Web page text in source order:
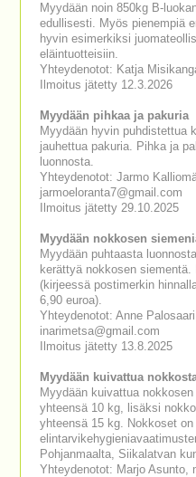
Myydään noin 850kg B-
edullisesti. Myös pienempiä
hyvin esimerkiksi
eläintuotteisiin.
Yhteydenotot: Katja
Ilmoitus jätetty 12.3.2026
Myydään pihkaa ja pakuria
Myydään hyvin puhdistettua
jauhettua pakuria. Pihka ja
luonnosta.
Yhteydenotot: Jarmo
jarmoeloranta7@gmail.com
Ilmoitus jätetty 29.10.2025
Myydään nokkosen
Myydään puhtaasta
kerättyä nokkosen
(kirjeessä postimerkin
6,90 euroa).
Yhteydenotot: Anne
inarimetsa@gmail.com
Ilmoitus jätetty 13.8.2025
Myydään kuivattua
Myydään kuivattua
yhteensä 10 kg, lisäksi
yhteensä 15 kg. Nokkoset
Pohjanmaalta, Siikalatvan
Yhteydenotot: Marjo Asunto,